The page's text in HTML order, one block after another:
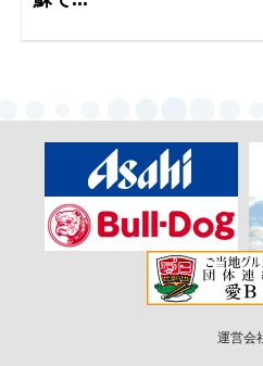
運営会